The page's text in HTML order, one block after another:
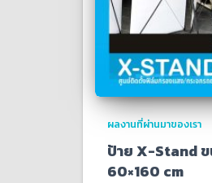
ผลงานที่ผ่านมาของเรา
ป้าย X-Stand
60×160 cm